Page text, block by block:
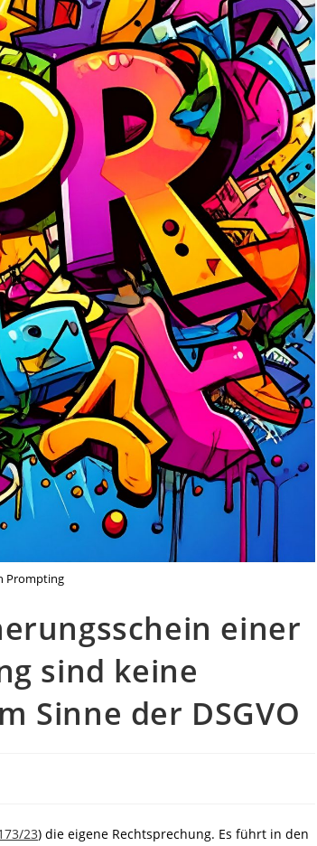
Prompting
einer
sind keine
Sinne der DSGVO
23) die eigene Rechtsprechung. Es führt in den